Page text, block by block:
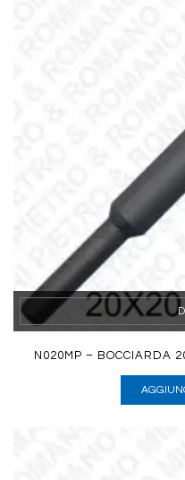
N020MP – BOCCIARDA